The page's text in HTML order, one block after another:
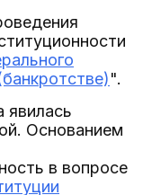
".
Основанием
в вопросе